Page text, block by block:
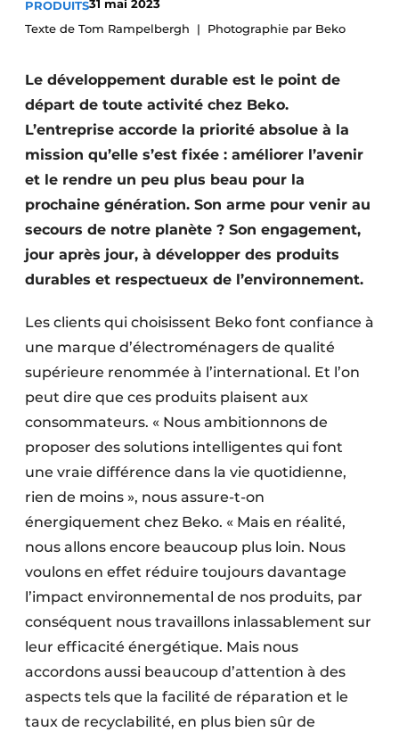
PRODUITS31 mai 2023
Texte de Tom Rampelbergh
Photographie par Beko
Le développement durable est le point de
départ de toute activité chez Beko.
L’entreprise accorde la priorité absolue à la
mission qu’elle s’est fixée : améliorer l’avenir
et le rendre un peu plus beau pour la
prochaine génération. Son arme pour venir au
secours de notre planète ? Son engagement,
jour après jour, à développer des produits
durables et respectueux de l’environnement.
Les clients qui choisissent Beko font confiance à
une marque d’électroménagers de qualité
supérieure renommée à l’international. Et l’on
peut dire que ces produits plaisent aux
consommateurs. « Nous ambitionnons de
proposer des solutions intelligentes qui font
une vraie différence dans la vie quotidienne,
rien de moins », nous assure-t-on
énergiquement chez Beko. « Mais en réalité,
nous allons encore beaucoup plus loin. Nous
voulons en effet réduire toujours davantage
l’impact environnemental de nos produits, par
conséquent nous travaillons inlassablement sur
leur efficacité énergétique. Mais nous
accordons aussi beaucoup d’attention à des
aspects tels que la facilité de réparation et le
taux de recyclabilité, en plus bien sûr de